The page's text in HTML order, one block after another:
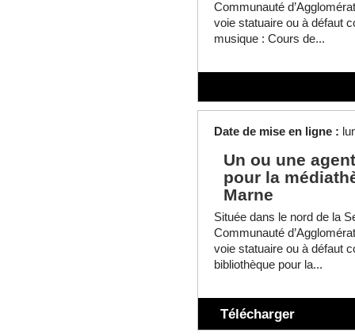
Communauté
voie statuaire ou à défaut
musique : Cours de...
Date de mise en ligne :
Un ou une
pour la
Marne
Située dans le nord de la
Communauté
voie statuaire ou à défaut
bibliothèque pour la...
Télécharger